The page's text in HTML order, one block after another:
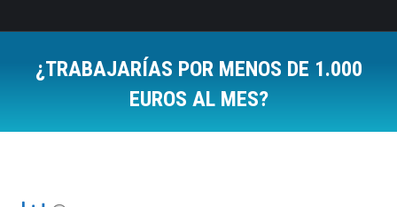
¿TRABAJARÍAS POR MENOS DE 1.000
EUROS AL MES?